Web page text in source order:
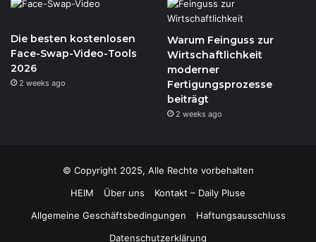
Die besten kostenlosen
Face-Swap-Video-Tools
2026
2 weeks ago
Warum Feinguss zur
Wirtschaftlichkeit
moderner
Fertigungsprozesse
beiträgt
2 weeks ago
© Copyright 2025, Alle Rechte vorbehalten
HEIM
Über uns
Kontakt – Daily Pluse
Allgemeine Geschäftsbedingungen
Haftungsausschluss
Datenschutzerklärung